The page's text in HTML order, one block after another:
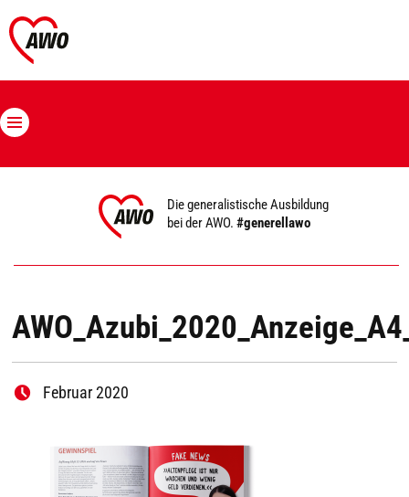
Die generalistische Ausbildung
bei der AWO.#generellawo
Februar 2020